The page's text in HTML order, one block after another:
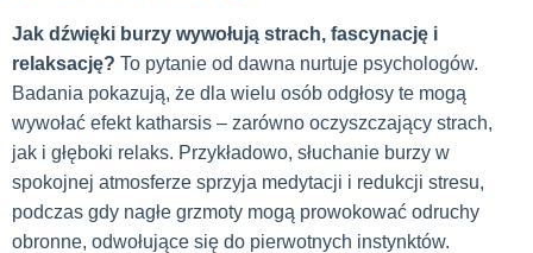
Jak dźwięki burzy wywołują strach, fascynację i
relaksację? To pytanie od dawna nurtuje psychologów.
Badania pokazują, że dla wielu osób odgłosy te mogą
wywołać efekt katharsis – zarówno oczyszczający strach,
jak i głęboki relaks. Przykładowo, słuchanie burzy w
spokojnej atmosferze sprzyja medytacji i redukcji stresu,
podczas gdy nagłe grzmoty mogą prowokować odruchy
obronne, odwołujące się do pierwotnych instynktów.